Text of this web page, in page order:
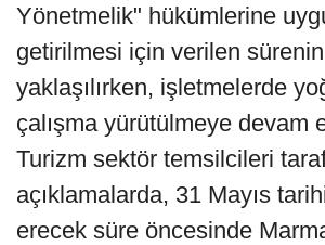
Yönetmelik" hükümlerine
getirilmesi için verilen
yaklaşılırken, işletmelerde
çalışma yürütülmeye devam
Turizm sektör temsilcileri
açıklamalarda, 31 Mayıs
erecek süre öncesinde